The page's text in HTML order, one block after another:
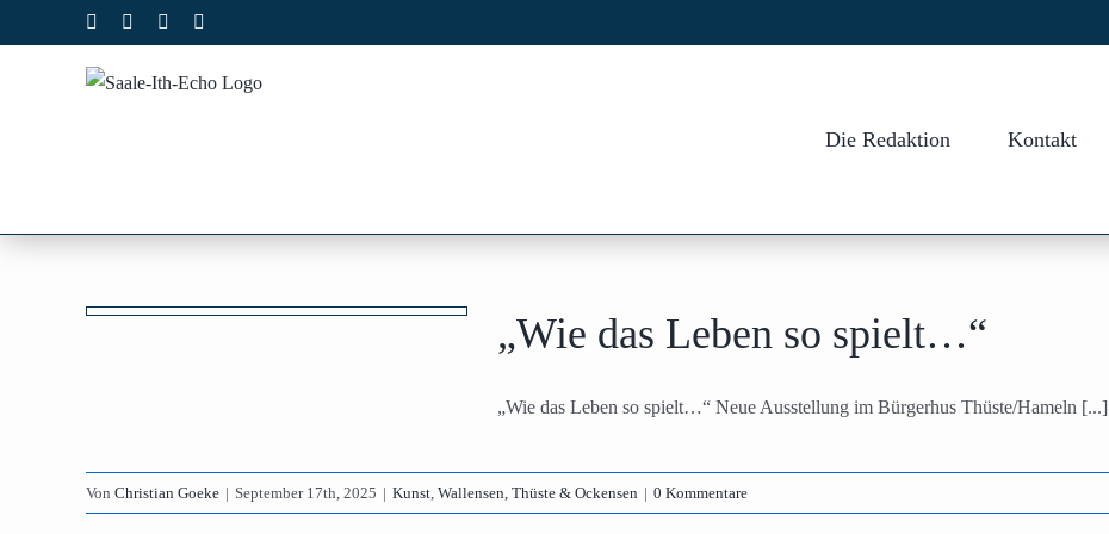
Inhalt
Facebook Instagram
Die Redaktion Kontakt
„Wie das Leben so spielt…“
„Wie das Leben so spielt…“ Neue Ausstellung im Bürgerhus Thüste/Hameln [...]
Von Christian Goeke | September 17th, 2025 | Kunst, Wallensen, Thüste & Ockensen | 0 Kommentare